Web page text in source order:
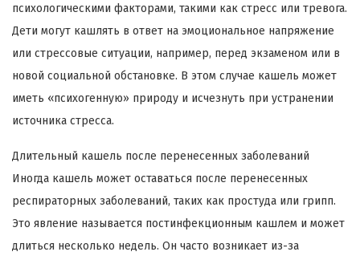
психологическими факторами, такими как стресс или тревога.
Дети могут кашлять в ответ на эмоциональное напряжение
или стрессовые ситуации, например, перед экзаменом или в
новой социальной обстановке. В этом случае кашель может
иметь «психогенную» природу и исчезнуть при устранении
источника стресса.
Длительный кашель после перенесенных заболеваний
Иногда кашель может оставаться после перенесенных
респираторных заболеваний, таких как простуда или грипп.
Это явление называется постинфекционным кашлем и может
длиться несколько недель. Он часто возникает из-за